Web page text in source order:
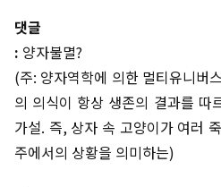
댓글
: 양자불멸?
(주: 양자역학에 의한 멀티유니버
의 의식이 항상 생존의 결과를 따
가설. 즉, 상자 속 고양이가 여러
주에서의 상황을 의미하는)